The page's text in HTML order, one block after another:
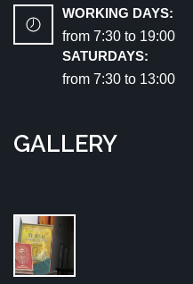
WORKING DAYS:
from 7:30 tо 19:00
SATURDAYS:
from 7:30 tо 13:00
GALLERY